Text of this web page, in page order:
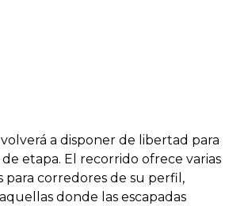
a disponer de libertad para
etapa. El recorrido ofrece varias
para corredores de su perfil,
donde las escapadas